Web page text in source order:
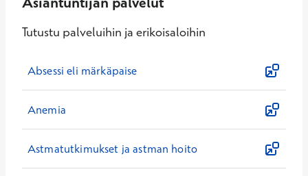
Tutustu palveluihin ja erikoisaloihin
Absessi eli märkäpaise
Anemia
Astmatutkimukset ja astman hoito